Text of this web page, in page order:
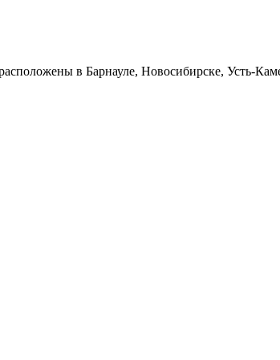
в Барнауле, Новосибирске, Усть-